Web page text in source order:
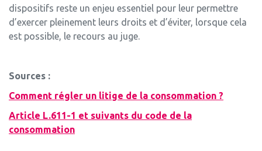
dispositifs reste un enjeu essentiel pour leur permettre
d’exercer pleinement leurs droits et d’éviter, lorsque cela
est possible, le recours au juge.
Sources :
Comment régler un litige de la consommation ?
Article L.611-1 et suivants du code de la
consommation